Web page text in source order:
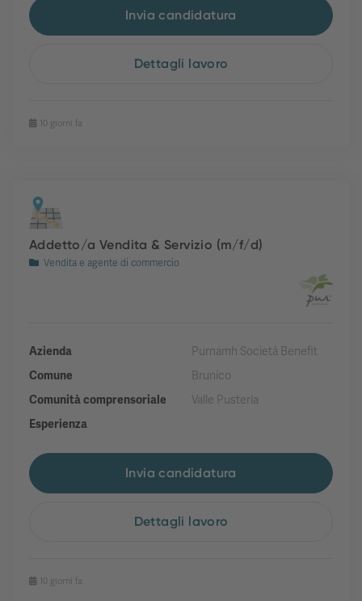
Invia candidatura
Dettagli lavoro
10 giorni fa
Addetto/a Vendita & Servizio (m/f/d)
Vendita e agente di commercio
Azienda
Purnamh Società Benefit
Comune
Brunico
Comunità comprensoriale
Valle Pusteria
Esperienza
Invia candidatura
Dettagli lavoro
10 giorni fa